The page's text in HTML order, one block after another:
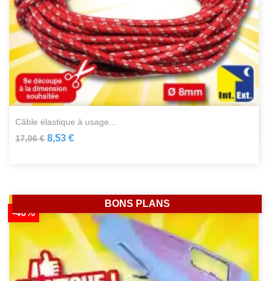
câble élastique à usage...
17,06 € 8,53 €
-40%
BONS PLANS